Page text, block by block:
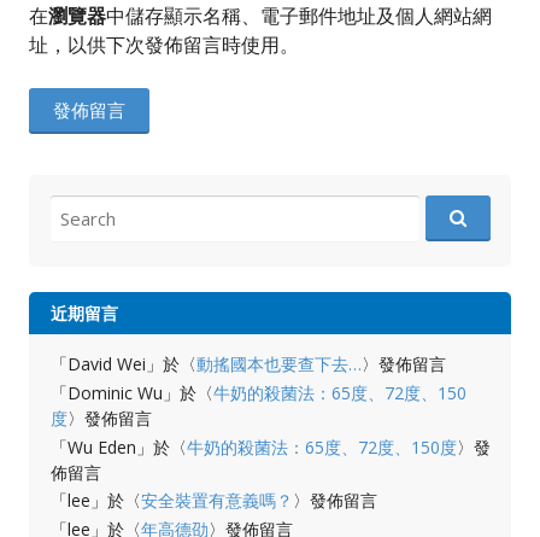
在瀏覽器中儲存顯示名稱、電子郵件地址及個人網站網
址，以供下次發佈留言時使用。
for:
近期留言
「David Wei 」於〈動搖國本也要查下去…〉發佈留言
「Dominic Wu 」於〈牛奶的殺菌法：65度、72度、150
度〉發佈留言
「Wu Eden 」於〈牛奶的殺菌法：65度、72度、150度〉發
佈留言
「lee 」於〈安全裝置有意義嗎？ 〉發佈留言
「lee 」於〈年高德劭〉發佈留言